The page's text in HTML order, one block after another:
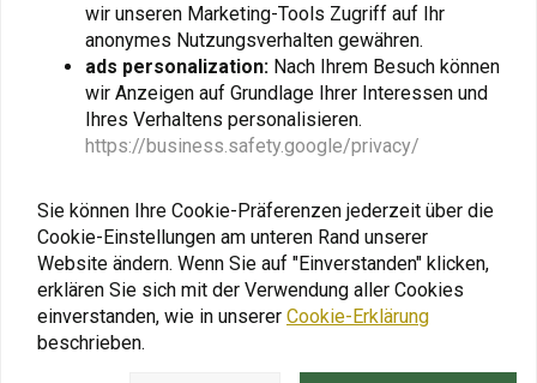
BENSON
Schaumwein 2L
€9,95
NUVER
Copper Grease | An Anti-
Seize & Multi-Grease
Solution
€3,61 €5,95
wir unseren Marketing-Tools Zugriff auf Ihr
anonymes Nutzungsverhalten gewähren.
ads personalization: Nach Ihrem Besuch können
wir Anzeigen auf Grundlage Ihrer Interessen und
Ihres Verhaltens personalisieren.
https://business.safety.google/privacy/
Sie können Ihre Cookie-Präferenzen jederzeit über die
Cookie-Einstellungen am unteren Rand unserer
Website ändern. Wenn Sie auf "Einverstanden" klicken,
erklären Sie sich mit der Verwendung aller Cookies
einverstanden, wie in unserer Cookie-Erklärung
beschrieben.